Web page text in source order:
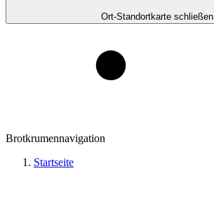
Ort-Standortkarte schließen
Brotkrumennavigation
Startseite